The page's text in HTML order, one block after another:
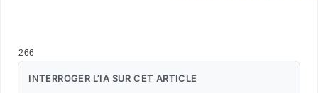
266
INTERROGER L’IA SUR CET ARTICLE